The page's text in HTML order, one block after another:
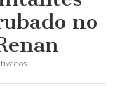
querer
publicidade
TVs
no
em
de